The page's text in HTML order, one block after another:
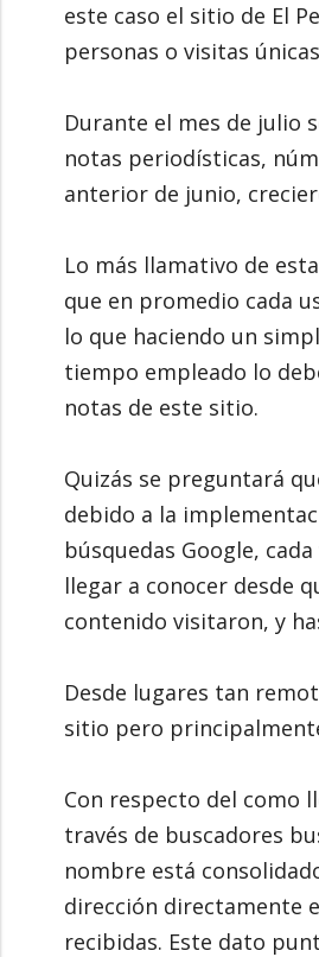
este caso el sitio de El
personas o visitas
Durante el mes de julio
notas periodísticas,
anterior de junio,
Lo más llamativo de
que en promedio cada
lo que haciendo un
tiempo empleado lo
notas de este sitio.
Quizás se preguntará
debido a la
búsquedas Google,
llegar a conocer desde
contenido visitaron, y
Desde lugares tan
sitio pero
Con respecto del como
través de buscadores
nombre está
dirección directamente
recibidas. Este dato